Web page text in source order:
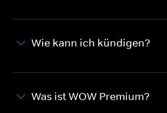
Wie kann ich kündigen?
Was ist WOW Premium?